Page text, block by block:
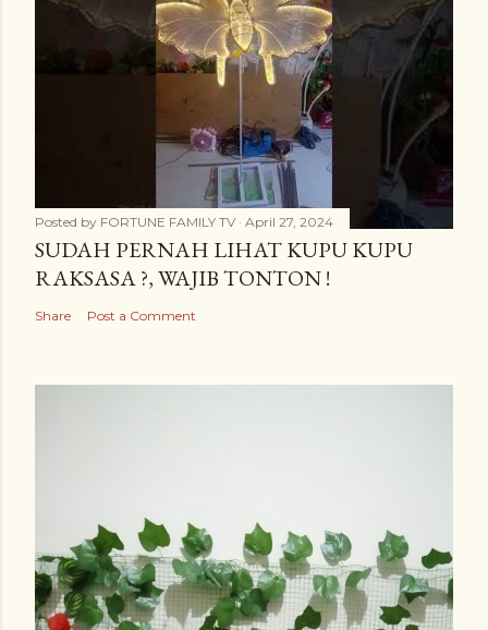
Posted by FORTUNE FAMILY TV April 27, 2024
SUDAH PERNAH LIHAT KUPU KUPU
RAKSASA ?, WAJIB TONTON !
Share Post a Comment